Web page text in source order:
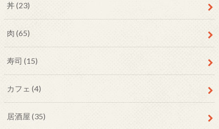
丼(23)
肉 (65)
寿司 (15)
カフェ (4)
居酒屋 (35)